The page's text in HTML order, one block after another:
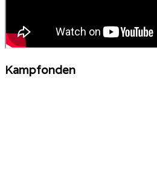
Kampfonden